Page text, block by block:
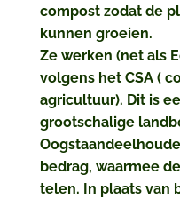
compost zodat de
kunnen groeien.
Ze werken (net als
volgens het CSA (
agricultuur). Dit is
grootschalige
bedrag, waarmee
telen. In plaats van